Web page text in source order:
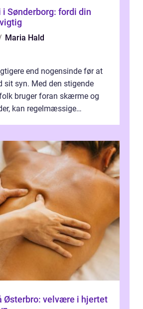
Sønderborg: fordi din
Maria Hald
end nogensinde før at
sit syn. Med den stigende
bruger foran skærme og
kan regelmæssige
Østerbro: velvære i hjertet